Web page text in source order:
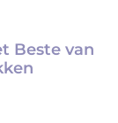
Beste van